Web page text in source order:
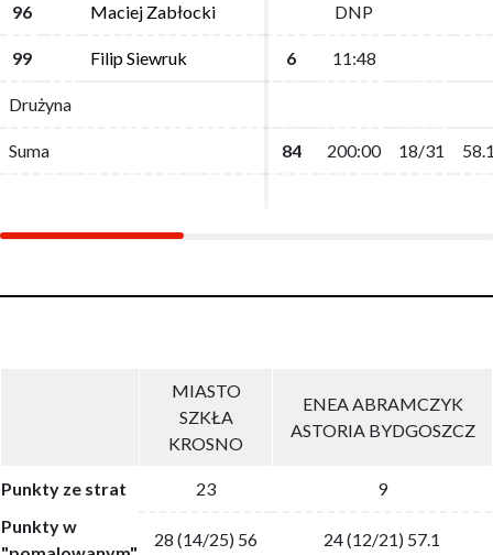
96 Maciej Zabłocki DNP
99 Filip Siewruk 6 11:48
Drużyna
Suma 84 200:00 18/31
96 Maciej Zabłocki DNP
99 Filip Siewruk 6 11:48
Drużyna
Suma 84 200:00 18/31
MIASTO
SZKŁA
KROSNO
ENEA ABRAMCZYK
ASTORIA BYDGOSZCZ
Punkty ze strat 23
9
Punkty w
28 (14/25) 56
24 (12/21) 57.1